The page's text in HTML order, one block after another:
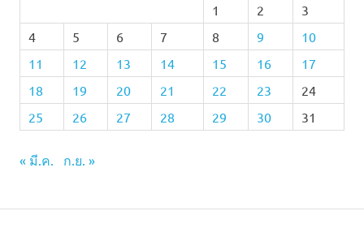
1
2
3
4
5 6 7 8 9
10
11
12 13 14 15 16
17
18
19 20 21 22 23
24
25
26 27 28 29 30 31
« มี.ค. ก.ย. »